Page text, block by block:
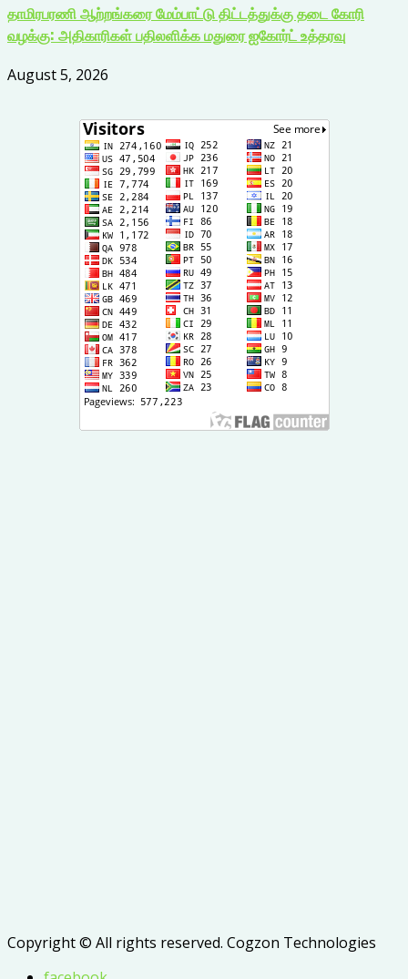
தாமிரபரணி ஆற்றங்கரை மேம்பாட்டு திட்டத்துக்கு தடை கோரி
வழக்கு: அதிகாரிகள் பதிலளிக்க மதுரை ஐகோர்ட் உத்தரவு
August 5, 2026
Copyright © All rights reserved. Cogzon Technologies